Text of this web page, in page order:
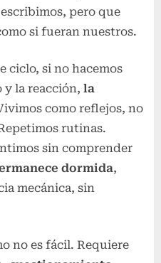
pero que
si fueran nuestros.
ciclo, si no hacemos
y la reacción, la
como reflejos, no
rutinas.
sin comprender
dormida,
mecánica, sin
no es fácil. Requiere